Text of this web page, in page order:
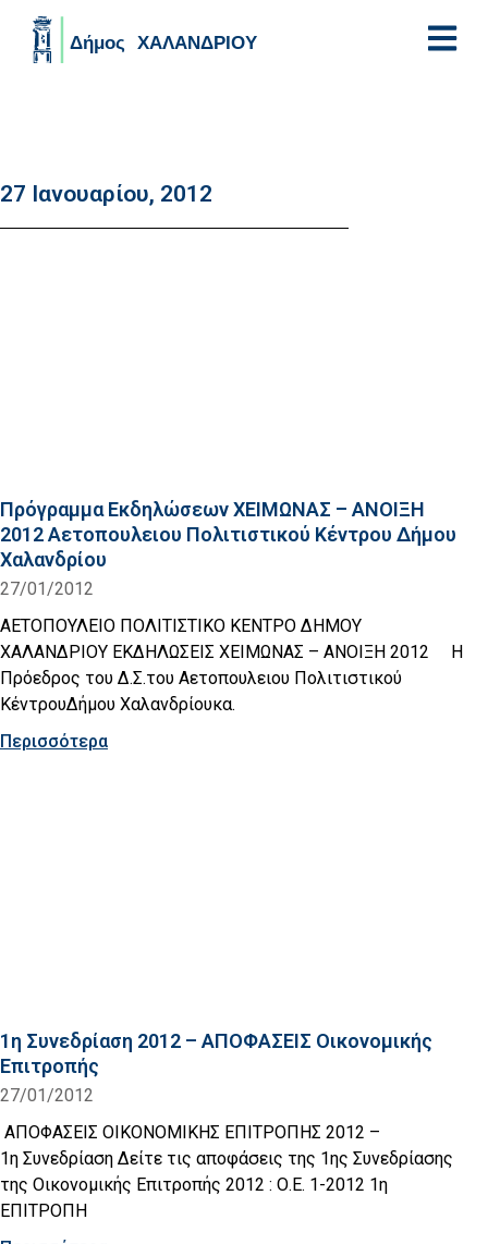
27 Ιανουαρίου, 2012
Πρόγραμμα Εκδηλώσεων ΧΕΙΜΩΝΑΣ – ΑΝΟΙΞΗ
2012 Αετοπουλειου Πολιτιστικού Κέντρου Δήμου
Χαλανδρίου
27/01/2012
ΑΕΤΟΠΟΥΛΕΙΟ ΠΟΛΙΤΙΣΤΙΚΟ ΚΕΝΤΡΟ ΔΗΜΟΥ
ΧΑΛΑΝΔΡΙΟΥ ΕΚΔΗΛΩΣΕΙΣ ΧΕΙΜΩΝΑΣ – ΑΝΟΙΞΗ 2012 Η
Πρόεδρος του Δ.Σ.του Αετοπουλειου Πολιτιστικού
ΚέντρουΔήμου Χαλανδρίουκα.
Περισσότερα
1η Συνεδρίαση 2012 – ΑΠΟΦΑΣΕΙΣ Οικονομικής
Επιτροπής
27/01/2012
ΑΠΟΦΑΣΕΙΣ ΟΙΚΟΝΟΜΙΚΗΣ ΕΠΙΤΡΟΠΗΣ 2012 –
1η Συνεδρίαση Δείτε τις αποφάσεις της 1ης Συνεδρίασης
της Οικονομικής Επιτροπής 2012 : Ο.Ε. 1-2012 1η
ΕΠΙΤΡΟΠΗ